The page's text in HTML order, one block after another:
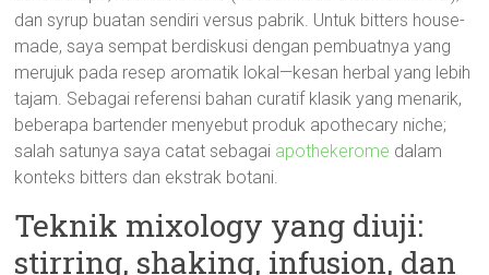
dan syrup buatan sendiri versus pabrik. Untuk bitters house-
made, saya sempat berdiskusi dengan pembuatnya yang
merujuk pada resep aromatik lokal—kesan herbal yang lebih
tajam. Sebagai referensi bahan curatif klasik yang menarik,
beberapa bartender menyebut produk apothecary niche;
salah satunya saya catat sebagai apothekerome dalam
konteks bitters dan ekstrak botani.
Teknik mixology yang diuji:
stirring, shaking, infusion, dan